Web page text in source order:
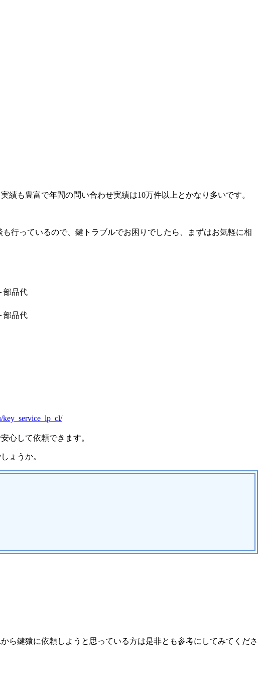
も豊富で年間の問い合わせ実績は10万件以上とかなり多いです。
行っているので、鍵トラブルでお困りでしたら、まずはお気軽に相
部品代
部品代
key_service_lp_cl/
心して依頼できます。
ょうか。
ら鍵猿に依頼しようと思っている方は是非とも参考にしてみてくださ